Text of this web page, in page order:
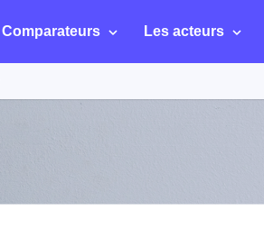
Comparateurs Les acteurs